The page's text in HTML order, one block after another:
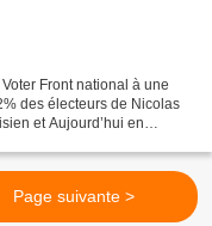
Front national à une
des électeurs de Nicolas
et Aujourd’hui en
Page suivante >